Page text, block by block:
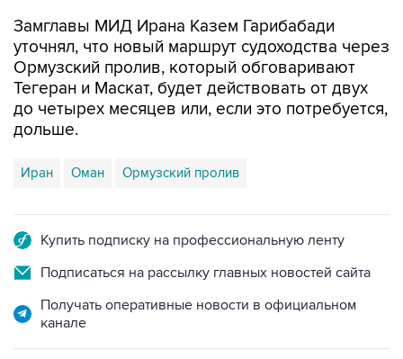
Замглавы МИД Ирана Казем Гарибабади
уточнял, что новый маршрут судоходства через
Ормузский пролив, который обговаривают
Тегеран и Маскат, будет действовать от двух
до четырех месяцев или, если это потребуется,
дольше.
Иран Оман Ормузский пролив
Купить подписку на профессиональную ленту
Подписаться на рассылку главных новостей сайта
Получать оперативные новости в официальном
канале